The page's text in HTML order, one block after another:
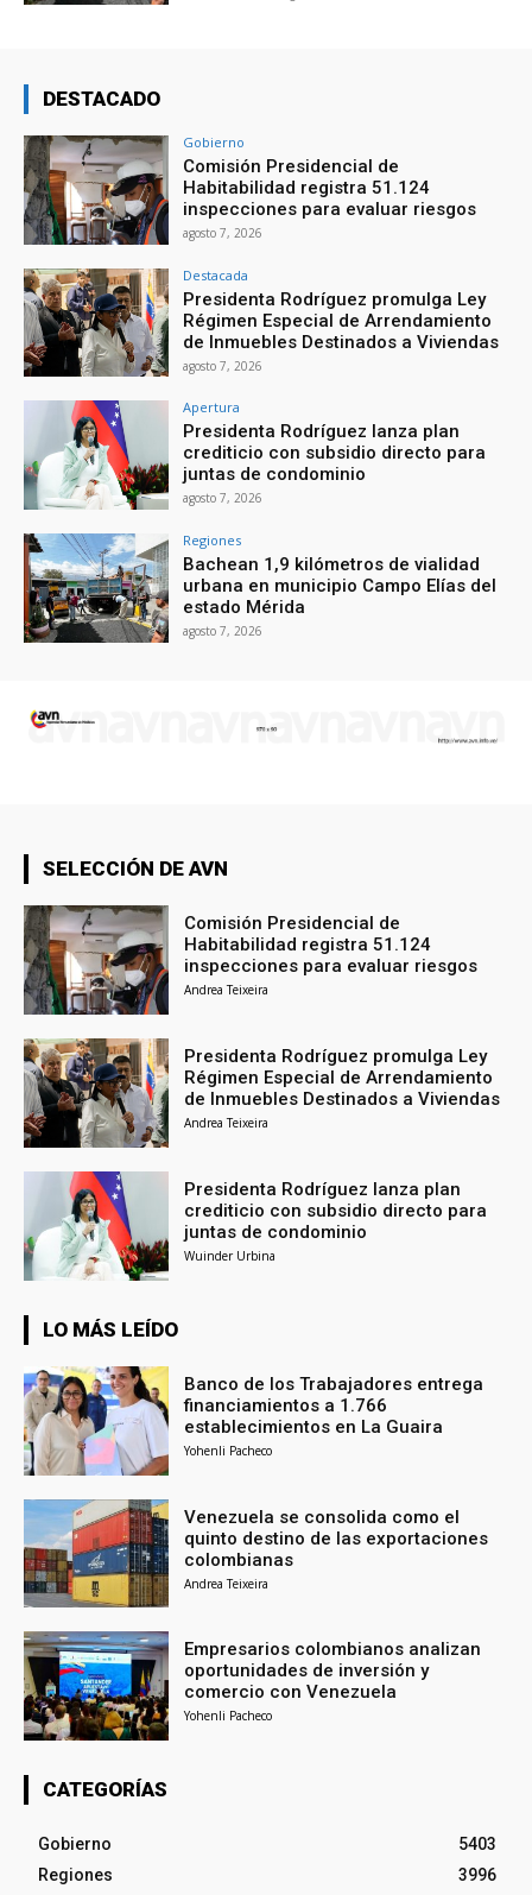
DESTACADO
Gobierno
Comisión Presidencial de
Habitabilidad registra 51.124
inspecciones para evaluar riesgos
agosto 7, 2026
Destacada
Presidenta Rodríguez promulga Ley
Régimen Especial de Arrendamiento
de Inmuebles Destinados a Viviendas
agosto 7, 2026
Apertura
Presidenta Rodríguez lanza plan
crediticio con subsidio directo para
juntas de condominio
agosto 7, 2026
Regiones
Bachean 1,9 kilómetros de vialidad
urbana en municipio Campo Elías del
estado Mérida
agosto 7, 2026
SELECCIÓN DE AVN
Comisión Presidencial de
Habitabilidad registra 51.124
inspecciones para evaluar riesgos
Andrea Teixeira
Presidenta Rodríguez promulga Ley
Régimen Especial de Arrendamiento
de Inmuebles Destinados a Viviendas
Andrea Teixeira
Presidenta Rodríguez lanza plan
crediticio con subsidio directo para
juntas de condominio
Wuinder Urbina
LO MÁS LEÍDO
Banco de los Trabajadores entrega
financiamientos a 1.766
establecimientos en La Guaira
Yohenli Pacheco
Venezuela se consolida como el
quinto destino de las exportaciones
colombianas
Andrea Teixeira
Empresarios colombianos analizan
oportunidades de inversión y
comercio con Venezuela
Yohenli Pacheco
CATEGORÍAS
Gobierno
5403
Regiones
3996